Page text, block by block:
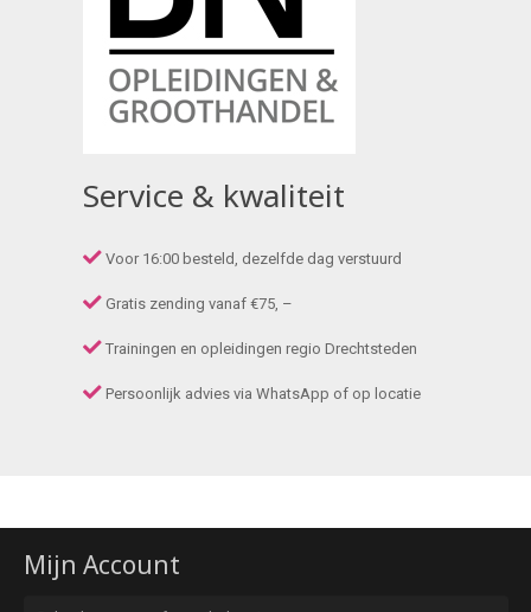
Service & kwaliteit
Voor 16:00 besteld, dezelfde dag verstuurd
Gratis zending vanaf €75, –
Trainingen en opleidingen regio Drechtsteden
Persoonlijk advies via WhatsApp of op locatie
Mijn Account